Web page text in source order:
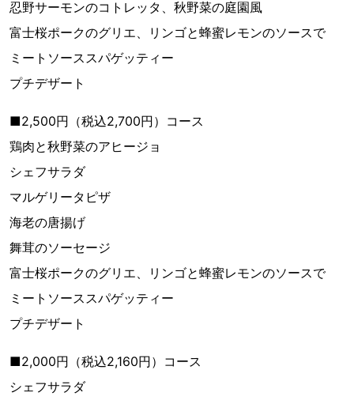
忍野サーモンのコトレッタ、秋野菜の庭園風
富士桜ポークのグリエ、リンゴと蜂蜜レモンのソースで
ミートソーススパゲッティー
プチデザート
■2,500円（税込2,700円）コース
鶏肉と秋野菜のアヒージョ
シェフサラダ
マルゲリータピザ
海老の唐揚げ
舞茸のソーセージ
富士桜ポークのグリエ、リンゴと蜂蜜レモンのソースで
ミートソーススパゲッティー
プチデザート
■2,000円（税込2,160円）コース
シェフサラダ